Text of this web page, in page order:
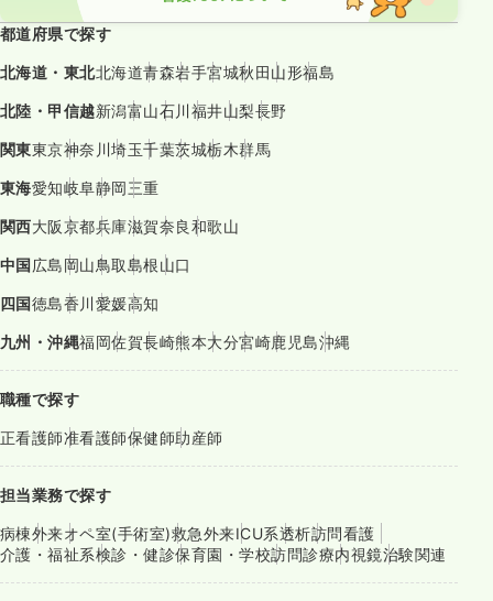
都道府県で探す
北海道・東北北海道青森岩手宮城秋田山形福島
北陸・甲信越新潟富山石川福井山梨長野
関東東京神奈川埼玉千葉茨城栃木群馬
東海愛知岐阜静岡三重
関西大阪京都兵庫滋賀奈良和歌山
中国広島岡山鳥取島根山口
四国徳島香川愛媛高知
九州・沖縄福岡佐賀長崎熊本大分宮崎鹿児島沖縄
職種で探す
正看護師准看護師保健師助産師
担当業務で探す
病棟外来オペ室(手術室)救急外来ICU系透析訪問看護
介護・福祉系検診・健診保育園・学校訪問診療内視鏡治験関連